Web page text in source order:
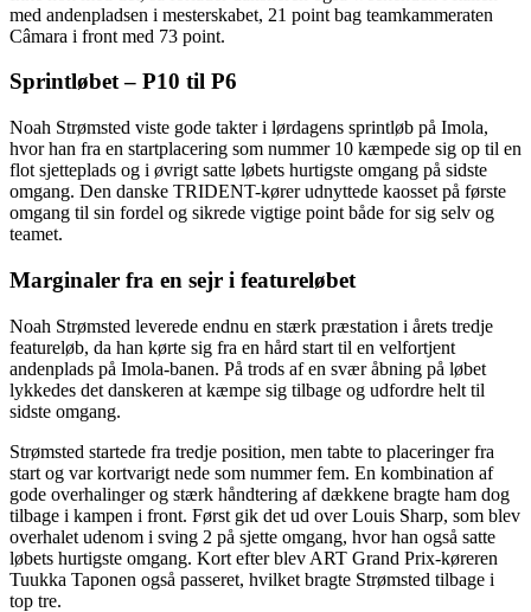
med andenpladsen i mesterskabet, 21 point bag teamkammeraten
Câmara i front med 73 point.
Sprintløbet – P10 til P6
Noah Strømsted viste gode takter i lørdagens sprintløb på Imola,
hvor han fra en startplacering som nummer 10 kæmpede sig op til en
flot sjetteplads og i øvrigt satte løbets hurtigste omgang på sidste
omgang. Den danske TRIDENT-kører udnyttede kaosset på første
omgang til sin fordel og sikrede vigtige point både for sig selv og
teamet.
Marginaler fra en sejr i featureløbet
Noah Strømsted leverede endnu en stærk præstation i årets tredje
featureløb, da han kørte sig fra en hård start til en velfortjent
andenplads på Imola-banen. På trods af en svær åbning på løbet
lykkedes det danskeren at kæmpe sig tilbage og udfordre helt til
sidste omgang.
Strømsted startede fra tredje position, men tabte to placeringer fra
start og var kortvarigt nede som nummer fem. En kombination af
gode overhalinger og stærk håndtering af dækkene bragte ham dog
tilbage i kampen i front. Først gik det ud over Louis Sharp, som blev
overhalet udenom i sving 2 på sjette omgang, hvor han også satte
løbets hurtigste omgang. Kort efter blev ART Grand Prix-køreren
Tuukka Taponen også passeret, hvilket bragte Strømsted tilbage i
top tre.